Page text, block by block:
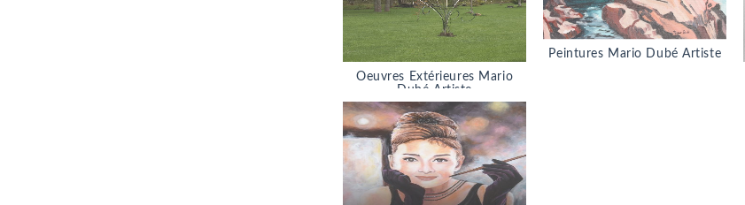
Oeuvres Extérieures Mario
Dubé Artiste
Peintures Mario Dubé Artiste